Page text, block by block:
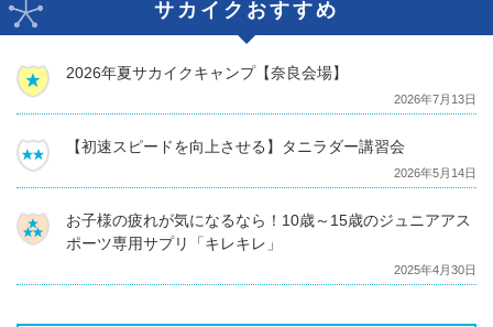
サカイクおすすめ
2026年夏サカイクキャンプ【奈良会場】
2026年7月13日
【初速スピードを向上させる】タニラダー講習会
2026年5月14日
お子様の疲れが気になるなら！10歳～15歳のジュニアアス
ポーツ専用サプリ「キレキレ」
2025年4月30日